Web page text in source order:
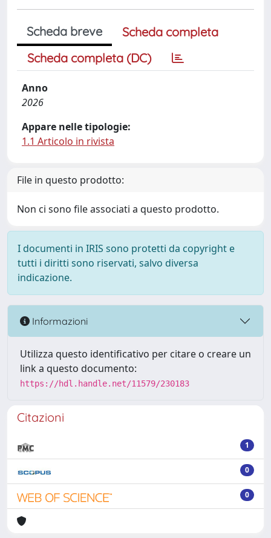
Scheda breve
Scheda completa
Scheda completa (DC)
Anno
2026
Appare nelle tipologie:
1.1 Articolo in rivista
File in questo prodotto:
Non ci sono file associati a questo prodotto.
I documenti in IRIS sono protetti da copyright e
tutti i diritti sono riservati, salvo diversa
indicazione.
Informazioni
Utilizza questo identificativo per citare o creare un
link a questo documento:
https://hdl.handle.net/11579/230183
Citazioni
1
0
0